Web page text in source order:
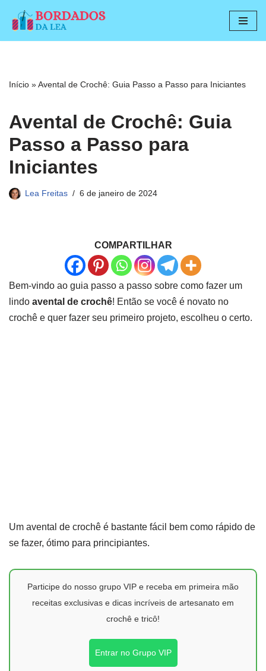
Pular
conteúdo
Início »Avental de Crochê: Guia Passo a Passo para Iniciantes
Avental de Crochê: Guia
Passo a Passo para
Iniciantes
Lea Freitas 6 de janeiro de 2024
COMPARTILHAR
Bem-vindo ao guia passo a passo sobre como fazer um
lindo avental de crochê! Então se você é novato no
crochê e quer fazer seu primeiro projeto, escolheu o certo.
Um avental de crochê é bastante fácil bem como rápido de
se fazer, ótimo para principiantes.
Participe do nosso grupo VIP e receba em primeira mão
receitas exclusivas e dicas incríveis de artesanato em
crochê e tricô!
Entrar no Grupo VIP